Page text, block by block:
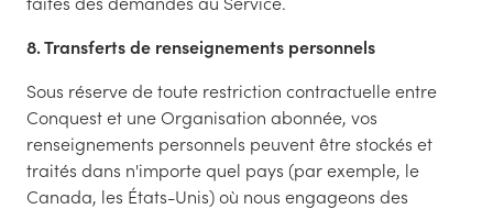
8. Transferts de renseignements personnels
Sous réserve de toute restriction contractuelle entre
Conquest et une Organisation abonnée, vos
renseignements personnels peuvent être stockés et
traités dans n'importe quel pays (par exemple, le
Canada, les États-Unis) où nous engageons des